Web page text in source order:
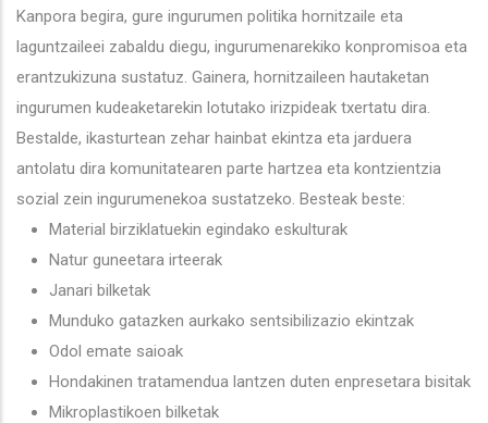
Kanpora begira, gure ingurumen politika hornitzaile eta
laguntzaileei zabaldu diegu, ingurumenarekiko konpromisoa eta
erantzukizuna sustatuz. Gainera, hornitzaileen hautaketan
ingurumen kudeaketarekin lotutako irizpideak txertatu dira.
Bestalde, ikasturtean zehar hainbat ekintza eta jarduera
antolatu dira komunitatearen parte hartzea eta kontzientzia
sozial zein ingurumenekoa sustatzeko. Besteak beste:
Material birziklatuekin egindako eskulturak
Natur guneetara irteerak
Janari bilketak
Munduko gatazken aurkako sentsibilizazio ekintzak
Odol emate saioak
Hondakinen tratamendua lantzen duten enpresetara bisitak
Mikroplastikoen bilketak